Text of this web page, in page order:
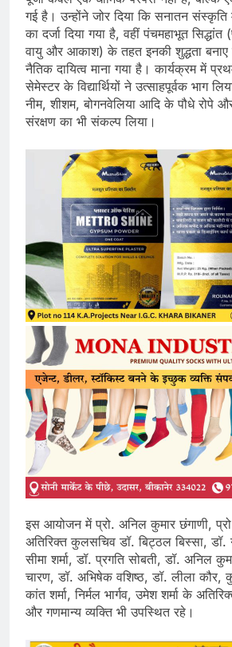
गई है। उन्होंने जोर दिया कि सनातन संस्कृति
का दर्जा दिया गया है, वहीं पंचमहाभूत
वायु और आकाश) के तहत इनकी शुद्धता बनाए
नैतिक दायित्व माना गया है। कार्यक्रम में
सेमेस्टर के विद्यार्थियों ने उत्साहपूर्वक भाग
नीम, शीशम, बोगनवेलिया आदि के पौधे रोपे
संरक्षण का भी संकल्प लिया।
इस आयोजन में प्रो. अनिल कुमार छंगाणी,
अतिरिक्त कुलसचिव डॉ. बिट्ठल बिस्सा, डॉ.
सीमा शर्मा, डॉ. प्रगति सोबती, डॉ. अनिल
चारण, डॉ. अभिषेक वशिष्ठ, डॉ. लीला
कांत शर्मा, निर्मल भार्गव, उमेश शर्मा के
और गणमान्य व्यक्ति भी उपस्थित रहे।